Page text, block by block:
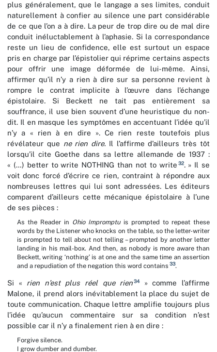
plus généralement, que le langage a ses limites, conduit
naturellement à confier au silence une part considérable
de ce que l’on a à dire. La peur de trop dire ou de mal dire
conduit inéluctablement à l’aphasie. Si la correspondance
reste un lieu de confidence, elle est surtout un espace
pris en charge par l’épistolier qui réprime certains aspects
pour offrir une image déformée de lui-même. Ainsi,
affirmer qu’il n’y a rien à dire sur sa personne revient à
rompre le contrat implicite à l’œuvre dans l’échange
épistolaire. Si Beckett ne tait pas entièrement sa
souffrance, il use bien souvent d’une heuristique du non-
dit. Il en masque les symptômes en accentuant l’idée qu’il
n’y a « rien à en dire ». Ce rien reste toutefois plus
révélateur que ne rien dire. Il l’affirme d’ailleurs très tôt
lorsqu’il cite Goethe dans sa lettre allemande de 1937 :
« (…) better to write NOTHING than not to write 32. » Il se
voit donc forcé d’écrire ce rien, contraint à répondre aux
nombreuses lettres qui lui sont adressées. Les éditeurs
comparent d’ailleurs cette mécanique épistolaire à l’une
de ses pièces :
As the Reader in Ohio Impromptuis prompted to repeat these
words by the Listener who knocks on the table, so the letter-writer
is prompted to tell about not telling – prompted by another letter
landing in his mail-box. And then, as nobody is more aware than
Beckett, writing ‘nothing’ is at one and the same time an assertion
and a repudiation of the negation this word contains 33.
Si « rien n’est plus réel que rien34» comme l’affirme
Malone, il prend alors inévitablement la place du sujet de
toute communication. Chaque lettre amplifie toujours plus
l’idée qu’aucun commentaire sur sa condition n’est
possible car il n’y a finalement rien à en dire :
Forgive silence.
I grow dumber and dumber.